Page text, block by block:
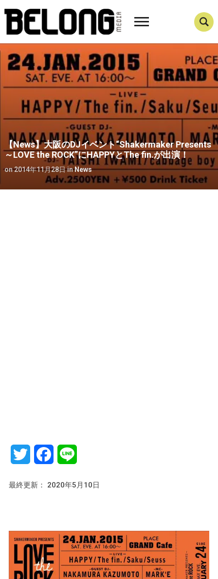
【News】大阪のDJイベント“Shakermaker Presents
～LOVE the ROCK”にHAPPYとThe fin.が出演！
on2014年11月28日inNews
Twitter Facebook
最終更新： 2020年5月10日